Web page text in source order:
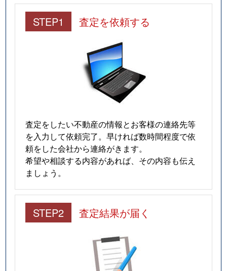
STEP1 査定を依頼する
査定をしたい不動産の情報とお客様の連絡先等
を入力して依頼完了。早ければ数時間程度で依
頼をした会社から連絡がきます。
希望や相談する内容があれば、その内容も伝え
ましょう。
STEP2 査定結果が届く